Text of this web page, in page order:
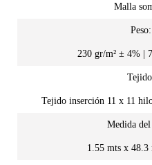
Malla
Peso:
230 gr/m² ± 4% |
Tejido inserción 11 x 11
Medida
1.55 mts x 48.3